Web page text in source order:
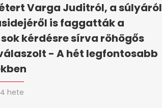
Varga Juditról, a súlyáról
is faggatták a
kérdésre sírva röhögős
- A hét legfontosabb
4 hete